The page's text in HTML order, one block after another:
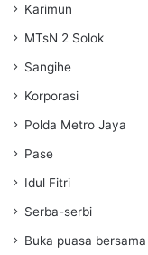
Karimun
MTsN 2 Solok
Sangihe
Korporasi
Polda Metro Jaya
Pase
Idul Fitri
Serba-serbi
Buka puasa bersama